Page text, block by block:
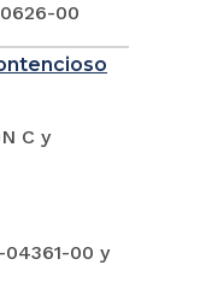
00
C y
04361-00 y